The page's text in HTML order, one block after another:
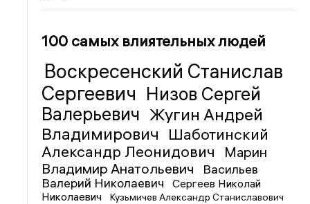
100 самых влиятельных людей
Воскресенский Станислав
Сергеевич Низов Сергей
Валерьевич Жугин Андрей
Владимирович
Шаботинский
Александр Леонидович
Марин
Владимир Анатольевич
Васильев
Валерий Николаевич
Сергеев Николай
Николаевич
Кузьмичев Александр Станиславович